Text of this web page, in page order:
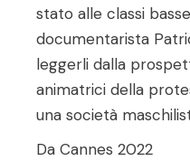
stato alle classi
documentarista
leggerli dalla
animatrici della
una società
Da Cannes 2022